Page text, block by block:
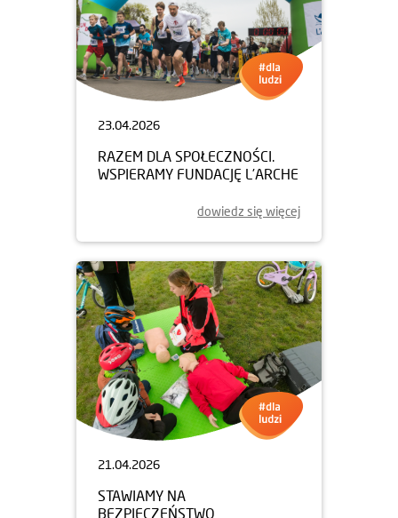
23.04.2026
RAZEM DLA SPOŁECZNOŚCI.
WSPIERAMY FUNDACJĘ L’ARCHE
dowiedz się więcej
21.04.2026
STAWIAMY NA
BEZPIECZEŃSTWO